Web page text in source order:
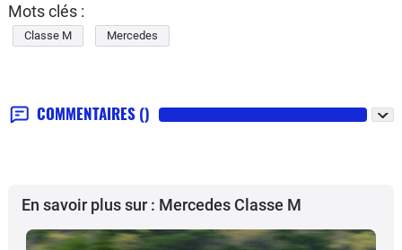
Mots clés :
Classe M Mercedes
COMMENTAIRES ()
En savoir plus sur : Mercedes Classe M